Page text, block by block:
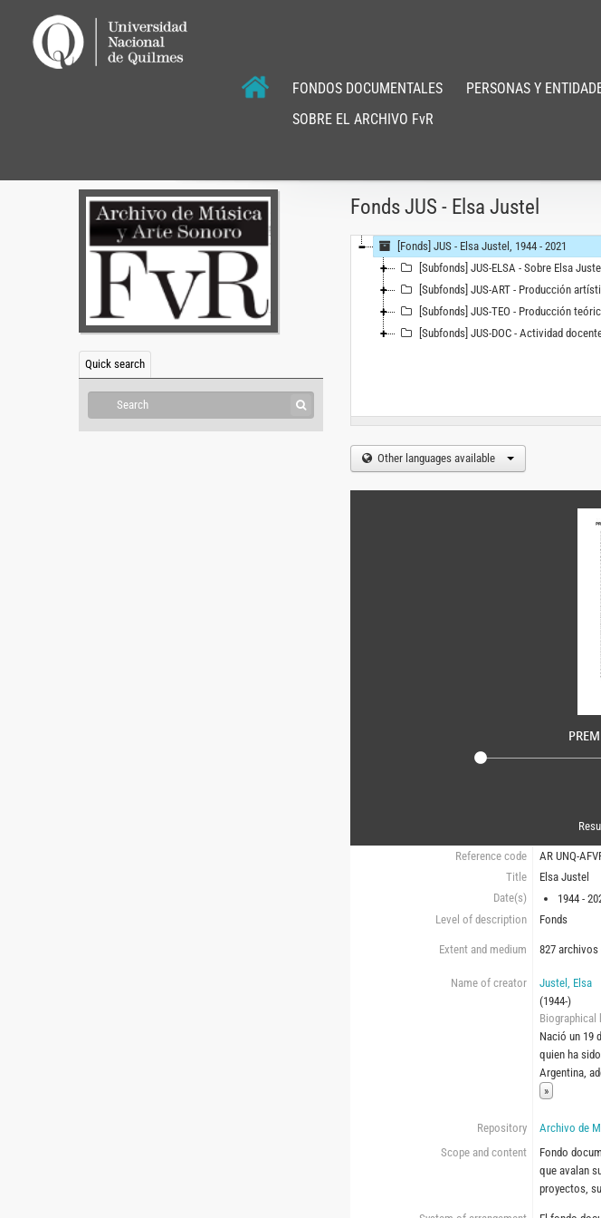
FONDOS DOCUMENTALES PERSONAS Y
SOBRE EL ARCHIVO FvR
Quick search
Fonds JUS - Elsa Justel
[Fonds] JUS - Elsa Justel, 1944 - 2021
[Subfonds] JUS-ELSA - Sobre Elsa
[Subfonds] JUS-ART - Producción
[Subfonds] JUS-TEO - Producción
[Subfonds] JUS-DOC - Actividad
Other languages available
Reference code
AR UNQ-
Title
Elsa Justel
Date(s)
1944 -
Level of description
Fonds
Extent and medium 827
Name of creator
Justel, Elsa
(1944-)
Biographical
Nació un 19
quien ha
Argentina,
»
Repository
Archivo de
Scope and content
Fondo
que avalan
proyectos,